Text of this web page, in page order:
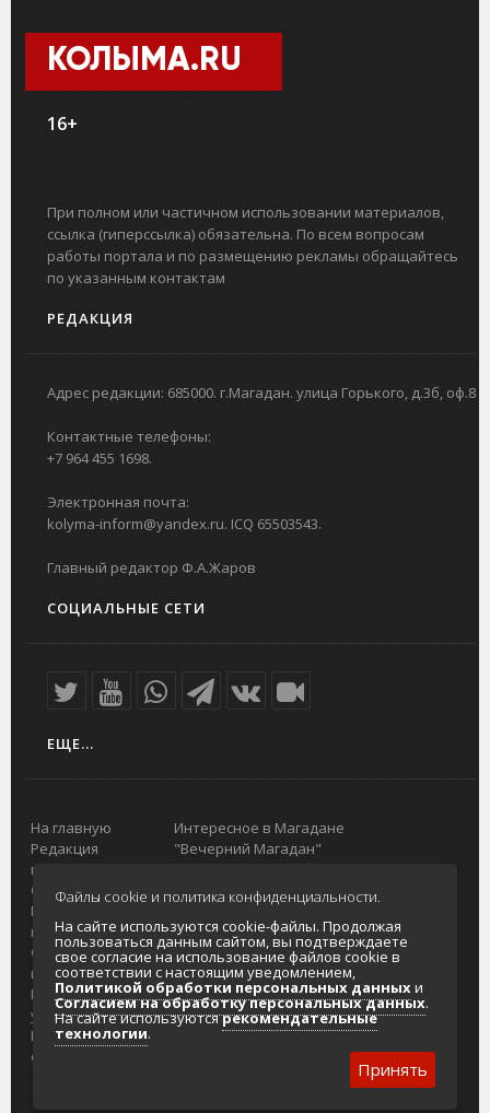
КОЛЫМА.RU
16+
При полном или частичном использовании материалов,
ссылка (гиперссылка) обязательна. По всем вопросам
работы портала и по размещению рекламы обращайтесь
по указанным контактам
РЕДАКЦИЯ
Адрес редакции: 685000. г.Магадан. улица Горького, д.3б, оф.8
Контактные телефоны:
+7 964 455 1698.
Электронная почта:
kolyma-inform@yandex.ru. ICQ 65503543.
Главный редактор Ф.А.Жаров
СОЦИАЛЬНЫЕ СЕТИ
ЕЩЕ...
На главную
Редакция
портала
О проекте
Реклама на
портале
Отзывы и
предложения
Интернет-
услуги
Разработка
сайтов
Интересное в Магадане
"Вечерний Магадан"
Реклама
Главный туристический портал
Колымы
Политика в отношении обработки
персональных данных
Согласие на обработку персональных
данных
Файлы cookie и политика конфиденциальности.
На сайте используются cookie-файлы. Продолжая
пользоваться данным сайтом, вы подтверждаете
свое согласие на использование файлов cookie в
соответствии с настоящим уведомлением,
Политикой обработки персональных данныхи
Согласием на обработку персональных данных.
На сайте используютсярекомендательные
технологии.
Принять